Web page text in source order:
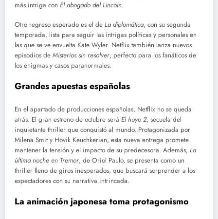
más intriga con El abogado del Lincoln.
Otro regreso esperado es el de La diplomática, con su segunda
temporada, lista para seguir las intrigas políticas y personales en
las que se ve envuelta Kate Wyler. Netflix también lanza nuevos
episodios de Misterios sin resolver, perfecto para los fanáticos de
los enigmas y casos paranormales.
Grandes apuestas españolas
En el apartado de producciones españolas, Netflix no se queda
atrás. El gran estreno de octubre será El hoyo 2, secuela del
inquietante thriller que conquistó al mundo. Protagonizada por
Milena Smit y Hovik Keuchkerian, esta nueva entrega promete
mantener la tensión y el impacto de su predecesora. Además, La
última noche en Tremor, de Oriol Paulo, se presenta como un
thriller lleno de giros inesperados, que buscará sorprender a los
espectadores con su narrativa intrincada.
La animación japonesa toma protagonismo